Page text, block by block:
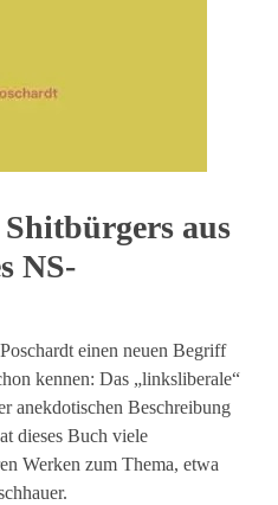
aus
NS-
einen neuen Begriff
kennen: Das „linksliberale“
anekdotischen Beschreibung
dieses Buch viele
Werken zum Thema, etwa